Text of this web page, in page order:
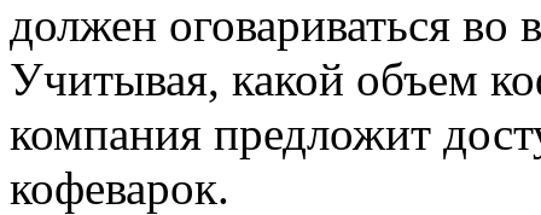
должен оговариваться во
Учитывая, какой объем
компания предложит
кофеварок.